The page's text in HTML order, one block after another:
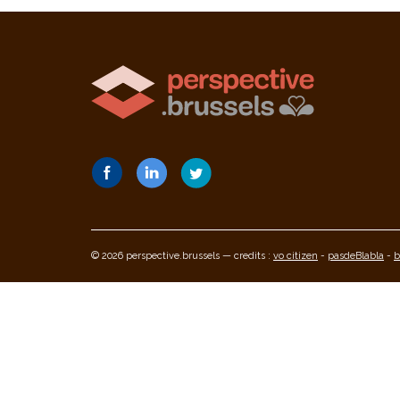
© 2026 perspective.brussels — credits : vo citizen - pasdeBlabla -